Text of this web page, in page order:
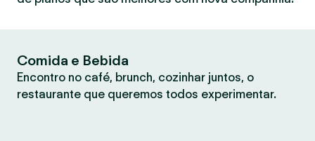
Comida e Bebida
Encontro no café, brunch, cozinhar juntos, o
restaurante que queremos todos experimentar.